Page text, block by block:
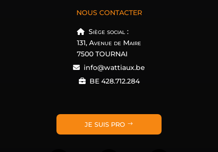
NOUS CONTACTER
Siège social :
131, Avenue de Maire
7500 TOURNAI
info@wattiaux.be
BE 428.712.284
JE SUIS PRO